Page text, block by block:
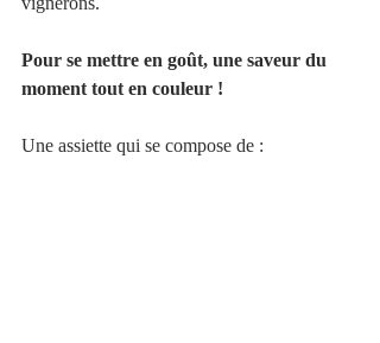
Pour se mettre en goût, une saveur du
moment tout en couleur !
Une assiette qui se compose de :